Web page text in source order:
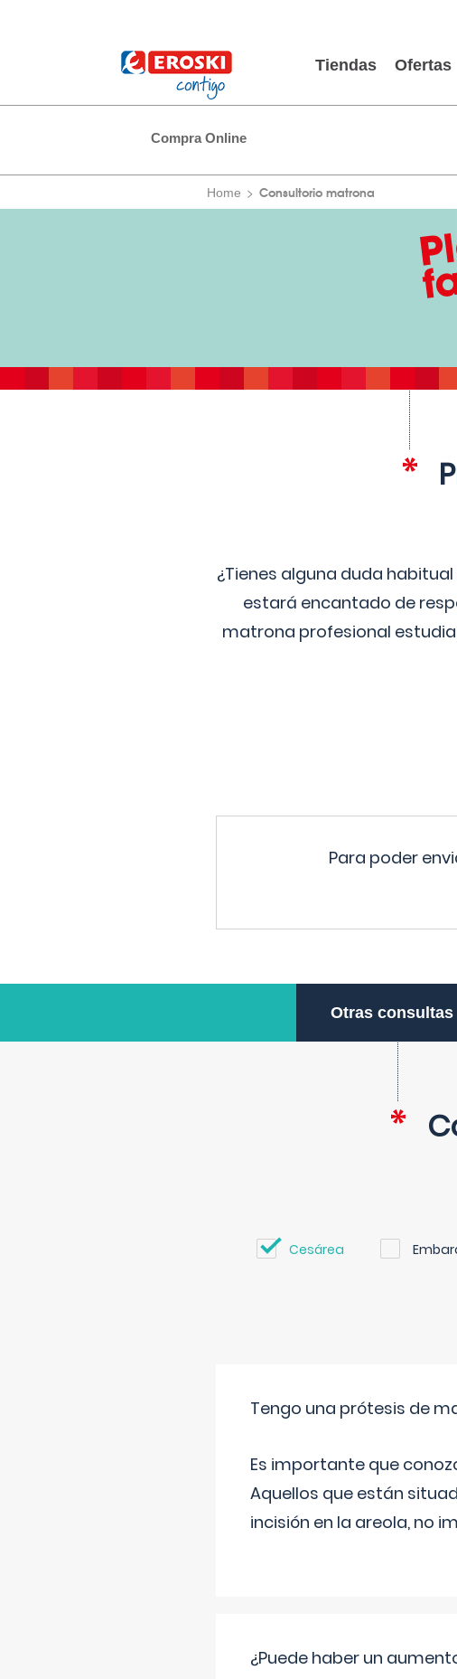
Tiendas Ofertas
Compra Online
Home Consultorio matrona
¿Tienes alguna duda
estará encantado de
matrona profesional
Para poder
Otras consultas
Cesárea
Tengo una prótesis de
Es importante que
Aquellos que están
incisión en la areola, no
¿Puede haber un